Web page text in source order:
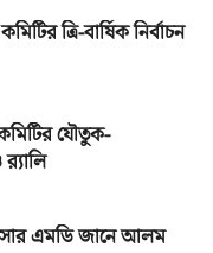
ত্রি-বার্ষিক নির্বাচন
যৌতুক-
এমডি জানে আলম